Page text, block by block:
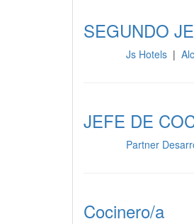
SEGUNDO
Js Hotels |
JEFE DE
Partner
Cocinero/a